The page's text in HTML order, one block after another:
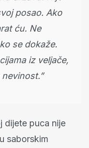
posao. Ako
ću. Ne
se dokaže.
iz veljače,
dijete puca nije
saborskim